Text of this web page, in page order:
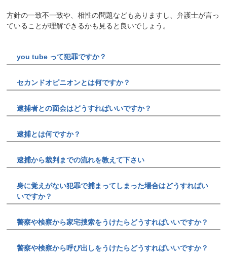
方針の一致不一致や、相性の問題などもありますし、弁護士が言っ
ていることが理解できるかも見ると良いでしょう。
you tube って犯罪ですか？
セカンドオピニオンとは何ですか？
逮捕者との面会はどうすればいいですか？
逮捕とは何ですか？
逮捕から裁判までの流れを教えて下さい
身に覚えがない犯罪で捕まってしまった場合はどうすればい
いですか？
警察や検察から家宅捜索をうけたらどうすればいいですか？
警察や検察から呼び出しをうけたらどうすればいいですか？